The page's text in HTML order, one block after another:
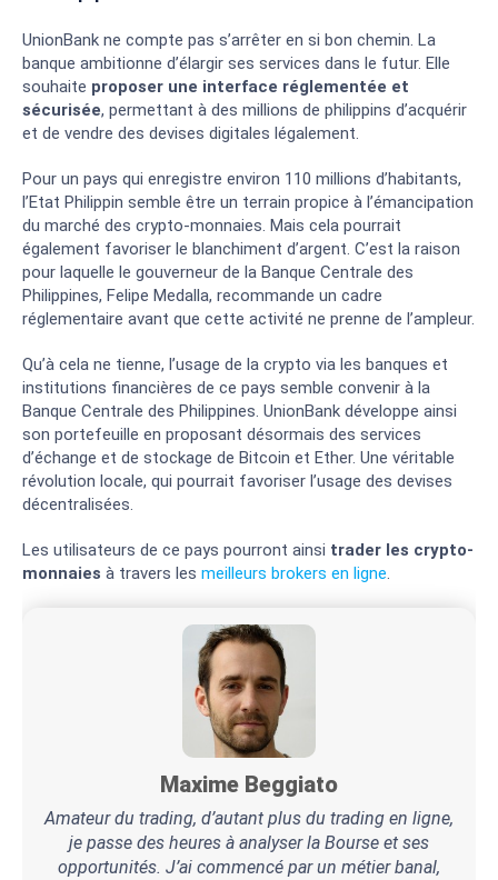
UnionBank ne compte pas s’arrêter en si bon chemin. La
banque ambitionne d’élargir ses services dans le futur. Elle
souhaite proposer une interface réglementée et
sécurisée, permettant à des millions de philippins d’acquérir
et de vendre des devises digitales légalement.
Pour un pays qui enregistre environ 110 millions d’habitants,
l’Etat Philippin semble être un terrain propice à l’émancipation
du marché des crypto-monnaies. Mais cela pourrait
également favoriser le blanchiment d’argent. C’est la raison
pour laquelle le gouverneur de la Banque Centrale des
Philippines, Felipe Medalla, recommande un cadre
réglementaire avant que cette activité ne prenne de l’ampleur.
Qu’à cela ne tienne, l’usage de la crypto via les banques et
institutions financières de ce pays semble convenir à la
Banque Centrale des Philippines. UnionBank développe ainsi
son portefeuille en proposant désormais des services
d’échange et de stockage de Bitcoin et Ether. Une véritable
révolution locale, qui pourrait favoriser l’usage des devises
décentralisées.
Les utilisateurs de ce pays pourront ainsi trader les crypto-
monnaies à travers les meilleurs brokers en ligne.
Maxime Beggiato
Amateur du trading, d’autant plus du trading en ligne,
je passe des heures à analyser la Bourse et ses
opportunités. J’ai commencé par un métier banal,